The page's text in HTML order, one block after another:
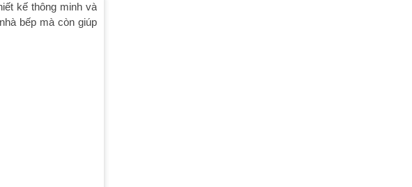
kế thông minh và
bếp mà còn giúp